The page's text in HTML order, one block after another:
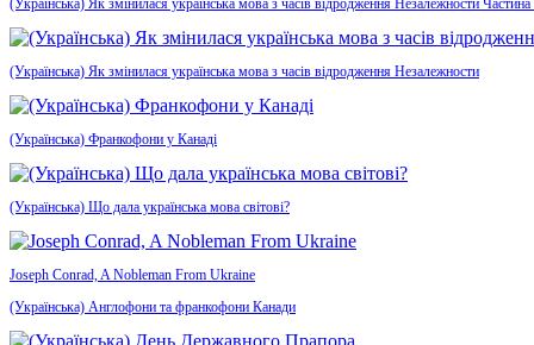
(Українська) Як змінилася українська мова з часів відродження Незалежности Частина
(Українська) Як змінилася українська мова з часів відродження Незалежности
(Українська) Франкофони у Канаді
(Українська) Що дала українська мова світові?
Joseph Conrad, A Nobleman From Ukraine
(Українська) Англофони та франкофони Канади